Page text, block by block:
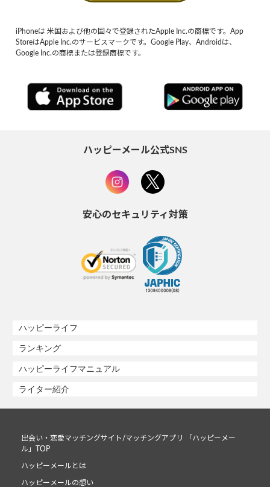
iPhoneは 米国および他の国々で登録されたApple Inc.の商標です。App
StoreはApple Inc.のサービスマークです。Google Play、Androidは、
Google Inc.の商標または登録商標です。
ハッピーメール公式SNS
安心のセキュリティ対策
ハッピーライフ
ランキング
ハッピーライフマニュアル
ライター紹介
出会い・恋愛マッチングサイト/マッチングアプリ 「ハッピーメー
ル」TOP
ハッピーメールとは
ハッピーメールの想い